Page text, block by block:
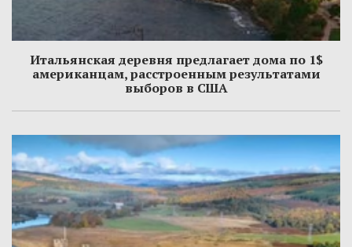
Итальянская деревня предлагает дома по 1$
американцам, расстроенным результатами
выборов в США